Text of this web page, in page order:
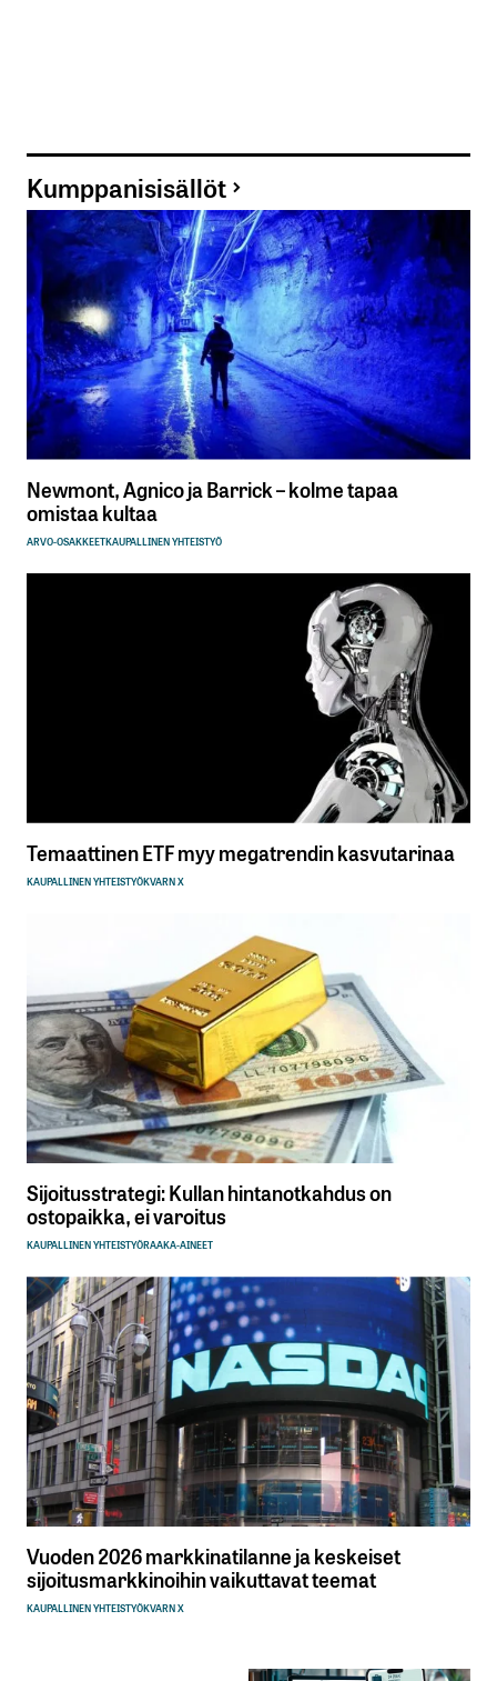
Kumppanisisällöt
Newmont, Agnico ja Barrick – kolme tapaa
omistaa kultaa
ARVO-OSAKKEETKAUPALLINEN YHTEISTYÖ
Temaattinen ETF myy megatrendin kasvutarinaa
KAUPALLINEN YHTEISTYÖKVARN X
Sijoitusstrategi: Kullan hintanotkahdus on
ostopaikka, ei varoitus
KAUPALLINEN YHTEISTYÖRAAKA-AINEET
Vuoden 2026 markkinatilanne ja keskeiset
sijoitusmarkkinoihin vaikuttavat teemat
KAUPALLINEN YHTEISTYÖKVARN X